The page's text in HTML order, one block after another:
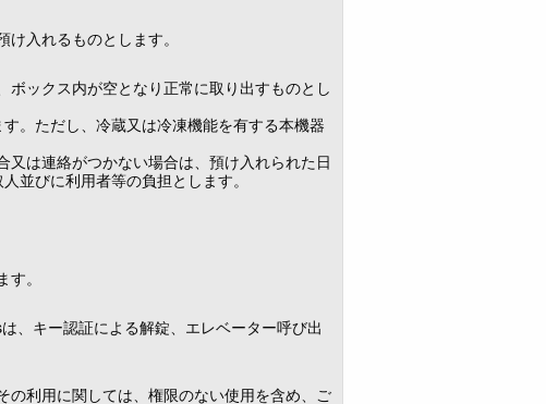
入れるものとします。
ックス内が空となり正常に取り出すものとし
。ただし、冷蔵又は冷凍機能を有する本機器
は連絡がつかない場合は、預け入れられた日
並びに利用者等の負担とします。
。
、キー認証による解錠、エレベーター呼び出
利用に関しては、権限のない使用を含め、ご